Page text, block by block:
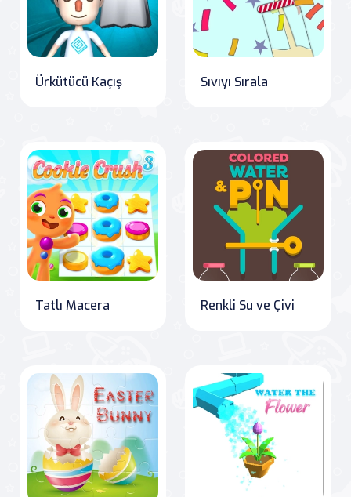
Ürkütücü Kaçış Sıvıyı Sırala
Tatlı Macera Renkli Su ve Çivi